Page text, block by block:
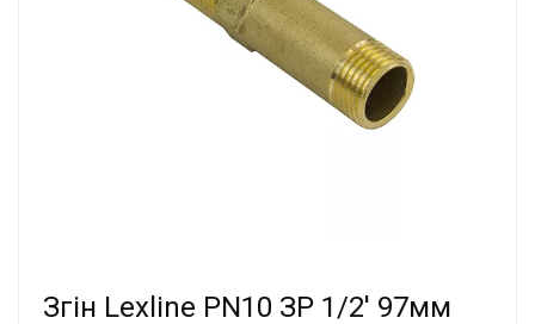
Згін Lexline PN10 ЗР 1/2' 97мм